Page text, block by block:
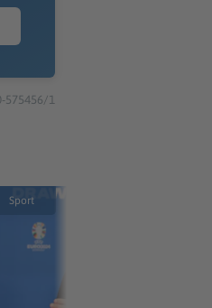
575456/1
Sport